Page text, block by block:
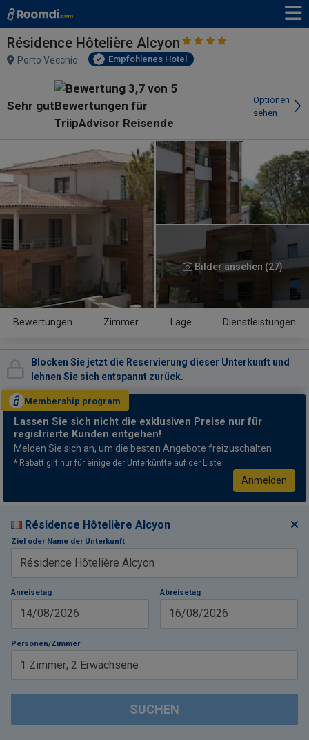
Résidence Hôtelière Alcyon
Porto Vecchio Empfohlenes Hotel
Sehr gut
Optionen
sehen
Bilder ansehen (27)
Bewertungen Zimmer Lage Dienstleistungen
Blocken Sie jetzt die Reservierung dieser Unterkunft und
lehnen Sie sich entspannt zurück.
Membership program
Lassen Sie sich nicht die exklusiven Preise nur für
registrierte Kunden entgehen!
Melden Sie sich an, um die besten Angebote freizuschalten
* Rabatt gilt nur für einige der Unterkünfte auf der Liste
Anmelden
Résidence Hôtelière Alcyon
Ziel oder Name der Unterkunft
Anreisetag
14/08/2026
Abreisetag
16/08/2026
Personen/Zimmer
1 Zimmer, 2 Erwachsene
SUCHEN